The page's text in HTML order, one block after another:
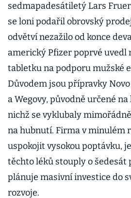
sedmapadesátiletý Lars
se loni podařil obrovský
odvětví nezažilo od konce
americký Pfizer poprvé uvedl
tabletku na podporu mužské
Důvodem jsou přípravky
a Wegovy, původně určené
nichž se vyklubaly
na hubnutí. Firma v minulém
uspokojit vysokou poptávku,
těchto léků stouply o šedesát
plánuje masivní investice do
rozvoje.